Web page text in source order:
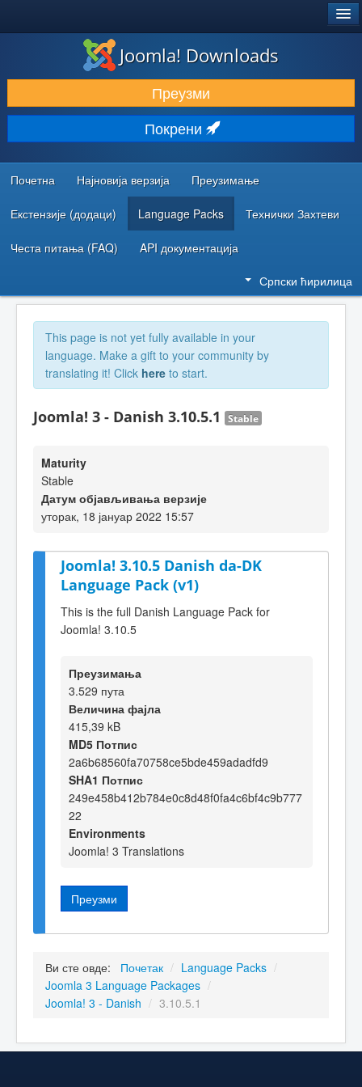
ПРЕУЗИМАЊЕ И ПРОШИРЕЊА (ЕКСТЕНЗИЈЕ)
ОТКРИЈТЕ И НАУЧИТЕ
ЗАЈЕДНИЦА И ПОДРШКА
РЕСУРСИ ЗА РАЗВОЈ
Joomla! Downloads
Преузми
Покрени
Почетна Најновија верзија Преузимање
Екстензије (додаци) Language Packs Технички Захтеви
Честа питања (FAQ) API документација
Српски ћирилица
This page is not yet fully available in your
language. Make a gift to your community by
translating it! Click here to start.
Joomla! 3 - Danish 3.10.5.1 Stable
Maturity
Stable
Датум објављивања верзије
уторак, 18 јануар 2022 15:57
Joomla! 3.10.5 Danish da-DK
Language Pack (v1)
This is the full Danish Language Pack for
Joomla! 3.10.5
Преузимања
3.529 пута
Величина фајла
415,39 kB
MD5 Потпис
2a6b68560fa70758ce5bde459adadfd9
SHA1 Потпис
249e458b412b784e0c8d48f0fa4c6bf4c9b777
22
Environments
Joomla! 3 Translations
Преузми
Ви сте овде: Почетак / Language Packs /
Joomla 3 Language Packages /
Joomla! 3 - Danish / 3.10.5.1